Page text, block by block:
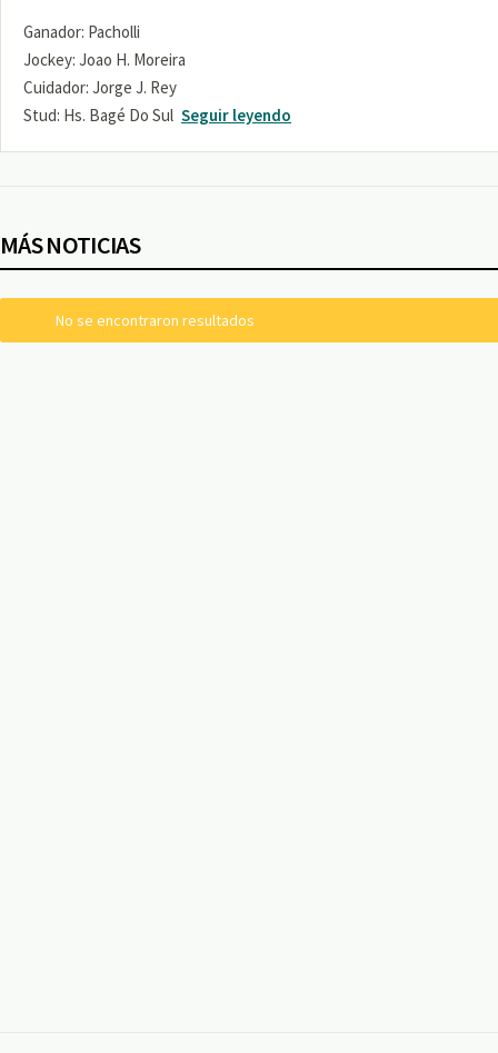
Ganador: Pacholli
Jockey: Joao H. Moreira
Cuidador: Jorge J. Rey
Stud: Hs. Bagé Do Sul Seguir leyendo
MÁS NOTICIAS
No se encontraron resultados